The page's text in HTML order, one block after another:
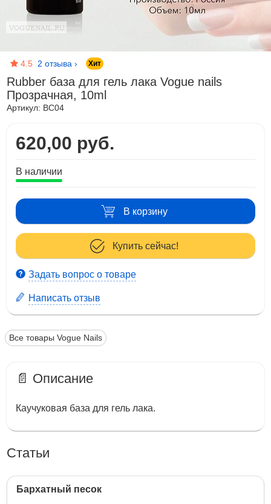
4.5 2 отзыва › Хит
Rubber база для гель лака Vogue nails
Прозрачная, 10ml
Артикул: BC04
620,00 руб.
В наличии
В корзину
Купить сейчас!
Задать вопрос о товаре
Написать отзыв
Все товары Vogue Nails
📄 Описание
Каучуковая база для гель лака.
Статьи
Бархатный песок